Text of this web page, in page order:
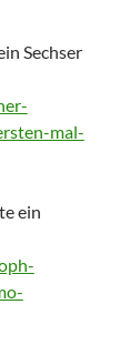
Sechser
mal-
ein